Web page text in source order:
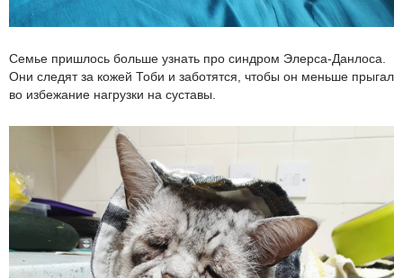
Семье пришлось больше узнать про синдром Элерса-Данлоса.
Они следят за кожей Тоби и заботятся, чтобы он меньше прыгал
во избежание нагрузки на суставы.